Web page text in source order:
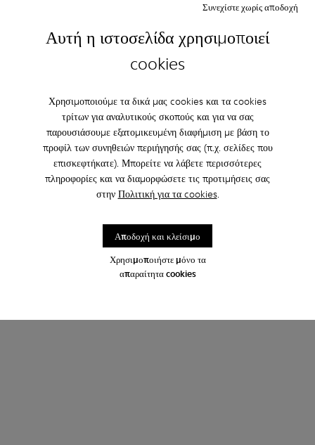
Αυτή η ιστοσελίδα χρησιμοποιεί
cookies
Χρησιμοποιούμε τα δικά μας cookies και τα cookies
τρίτων για αναλυτικούς σκοπούς και για να σας
παρουσιάσουμε εξατομικευμένη διαφήμιση με βάση το
προφίλ των συνηθειών περιήγησής σας (π.χ. σελίδες που
επισκεφτήκατε). Μπορείτε να λάβετε περισσότερες
πληροφορίες και να διαμορφώσετε τις προτιμήσεις σας
στην Πολιτική για τα cookies.
Χρησιμοποιήστε μόνο τα
απαραίτητα cookies
Συνεχίστε χωρίς αποδοχή
Αποδοχή και κλείσιμο